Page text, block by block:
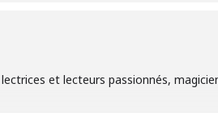
et lecteurs passionnés,